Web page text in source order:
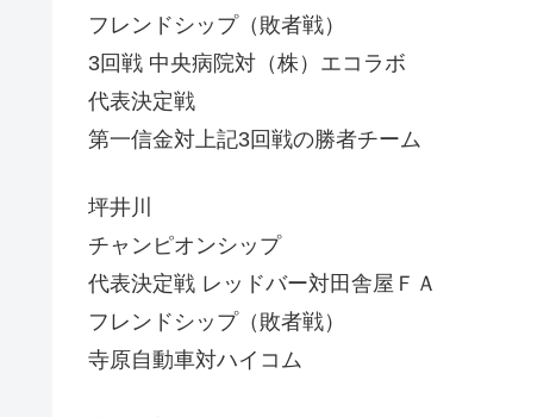
フレンドシップ（敗者戦）
3回戦 中央病院対（株）エコラボ
代表決定戦
第一信金対上記3回戦の勝者チーム
坪井川
チャンピオンシップ
代表決定戦 レッドバー対田舎屋ＦＡ
フレンドシップ（敗者戦）
寺原自動車対ハイコム